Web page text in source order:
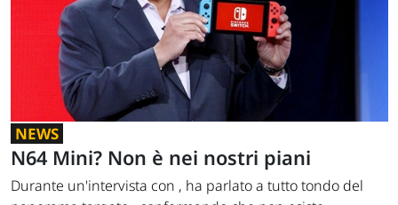
NEWS
N64 Mini? Non è nei nostri piani
Durante un'intervista con , ha parlato a tutto tondo del